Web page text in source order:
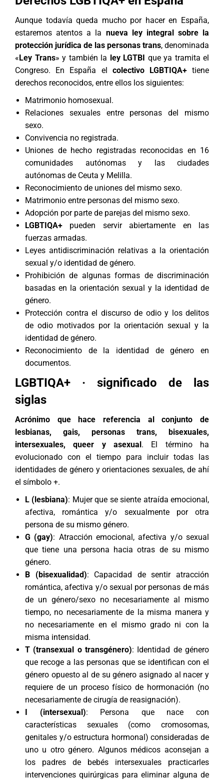
Aunque todavía queda mucho por hacer en España,
estaremos atentos a la nueva ley integral sobre la
protección jurídica de las personas trans, denominada
«Ley Trans» y también la ley LGTBI que ya tramita el
Congreso. En España el colectivo LGBTIQA+tiene
derechos reconocidos, entre ellos los siguientes:
Matrimonio homosexual.
Relaciones sexuales entre personas del mismo
sexo.
Convivencia no registrada.
Uniones de hecho registradas reconocidas en 16
comunidades autónomas y las ciudades
autónomas de Ceuta y Melilla.
Reconocimiento de uniones del mismo sexo.
Matrimonio entre personas del mismo sexo.
Adopción por parte de parejas del mismo sexo.
LGBTIQA+ pueden servir abiertamente en las
fuerzas armadas.
Leyes antidiscriminación relativas a la orientación
sexual y/o identidad de género.
Prohibición de algunas formas de discriminación
basadas en la orientación sexual y la identidad de
género.
Protección contra el discurso de odio y los delitos
de odio motivados por la orientación sexual y la
identidad de género.
Reconocimiento de la identidad de género en
documentos.
LGBTIQA+ · significado de las
siglas
Acrónimo que hace referencia al conjunto de
lesbianas, gais, personas trans, bisexuales,
intersexuales, queer y asexual. El término ha
evolucionado con el tiempo para incluir todas las
identidades de género y orientaciones sexuales, de ahí
el símbolo +.
L (lesbiana): Mujer que se siente atraída emocional,
afectiva, romántica y/o sexualmente por otra
persona de su mismo género.
G (gay): Atracción emocional, afectiva y/o sexual
que tiene una persona hacia otras de su mismo
género.
B (bisexualidad): Capacidad de sentir atracción
romántica, afectiva y/o sexual por personas de más
de un género/sexo no necesariamente al mismo
tiempo, no necesariamente de la misma manera y
no necesariamente en el mismo grado ni con la
misma intensidad.
T (transexual o transgénero): Identidad de género
que recoge a las personas que se identifican con el
género opuesto al de su género asignado al nacer y
requiere de un proceso físico de hormonación (no
necesariamente de cirugía de reasignación).
I (intersexual): Persona que nace con
características sexuales (como cromosomas,
genitales y/o estructura hormonal) consideradas de
uno u otro género. Algunos médicos aconsejan a
los padres de bebés intersexuales practicarles
intervenciones quirúrgicas para eliminar alguna de